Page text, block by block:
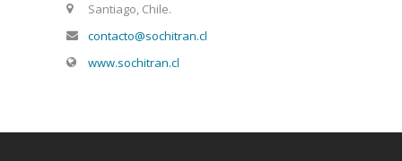
Santiago, Chile.
contacto@sochitran.cl
www.sochitran.cl